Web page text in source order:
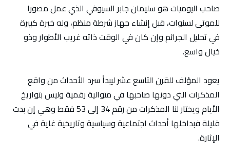
صاحب اليوميات هو سليمان جابر السيوفي الذي عمل مصورا
للموتى لسنوات، قبل إنشاء جهاز شرطة منظم، وله خبرة كبيرة
في تحليل الجرائم وإن كان في الوقت ذاته غريب الأطوار وذو
خيال واسع.
يعود المؤلف للقرن التاسع عشر ليبدأ سرد الأحداث من واقع
المذكرات التي دونها صاحبها في متوالية رقمية وليس بتواريخ
الأيام ويختار لنا المذكرات من رقم 34 إلى 53 فقط وهي إن بدت
قليلة فبداخلها أحداث اجتماعية وسياسية وتاريخية غاية في
الإثارة.